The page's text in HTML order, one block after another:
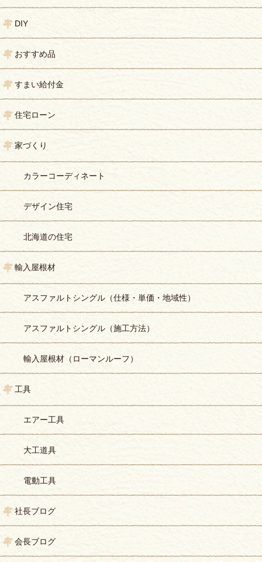
DIY
おすすめ品
すまい給付金
住宅ローン
家づくり
カラーコーディネート
デザイン住宅
北海道の住宅
輸入屋根材
アスファルトシングル（仕様・単価・地域性）
アスファルトシングル（施工方法）
輸入屋根材（ローマンルーフ）
工具
エアー工具
大工道具
電動工具
社長ブログ
会長ブログ